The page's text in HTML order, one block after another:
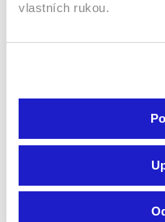
vlastních rukou.
po celé EU, a